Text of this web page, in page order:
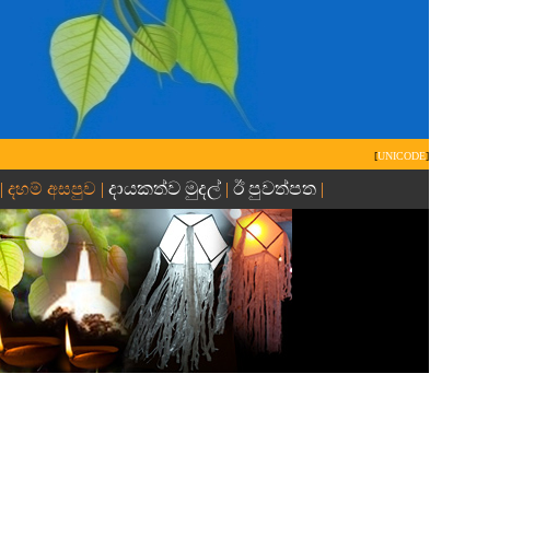
[UNICODE]
| දහම් අසපුව | දායකත්ව මුදල්| ඊ පුවත්පත|